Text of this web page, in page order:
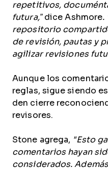
repetitivos,
futura,”dice Ashmore.
repositorio
de revisión, pautas y
agilizar revisiones
Aunque los
reglas, sigue siendo
den cierre
revisores.
Stone agrega, "Esto
comentarios hayan
considerados.